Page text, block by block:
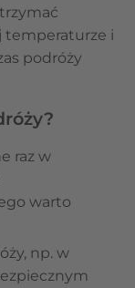
temperaturze i
podróży
raz w
warto
np. w